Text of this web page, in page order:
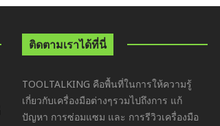
ติดตามเราได้ที่นี่
TOOLTALKING คือพื้นที่ในการให้ความรู้
เกี่ยวกับเครื่องมือต่างๆรวมไปถึงการ แก้
ปัญหา การซ่อมแซม และ การรีวิวเครื่องมือ